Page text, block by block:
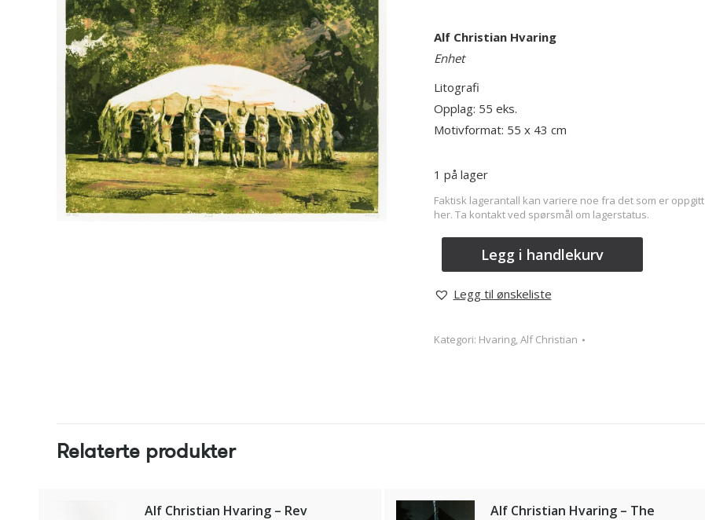
Alf Christian Hvaring
Enhet
Litografi
Opplag: 55 eks.
Motivformat: 55 x 43 cm
1 på lager
Faktisk lagerantall kan variere noe fra det som er oppgitt
her. Ta kontakt ved spørsmål om lagerstatus.
Legg i handlekurv
Legg til ønskeliste
Kategori: Hvaring, Alf Christian
Relaterte produkter
Alf Christian Hvaring – Rev
Alf Christian Hvaring – The